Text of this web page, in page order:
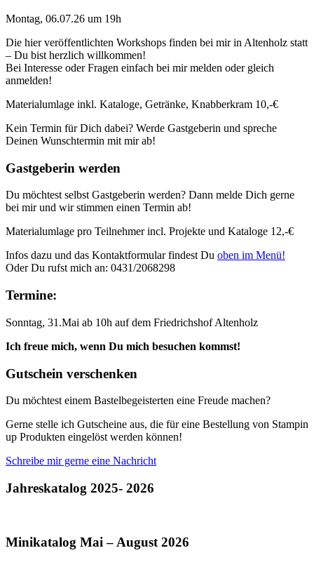
Montag, 06.07.26 um 19h
Die hier veröffentlichten Workshops finden bei mir in Altenholz statt
– Du bist herzlich willkommen!
Bei Interesse oder Fragen einfach bei mir melden oder gleich
anmelden!
Materialumlage inkl. Kataloge, Getränke, Knabberkram 10,-€
Kein Termin für Dich dabei? Werde Gastgeberin und spreche
Deinen Wunschtermin mit mir ab!
Gastgeberin werden
Du möchtest selbst Gastgeberin werden? Dann melde Dich gerne
bei mir und wir stimmen einen Termin ab!
Materialumlage pro Teilnehmer incl. Projekte und Kataloge 12,-€
Infos dazu und das Kontaktformular findest Du oben im Menü!
Oder Du rufst mich an: 0431/2068298
Termine:
Sonntag, 31.Mai ab 10h auf dem Friedrichshof Altenholz
Ich freue mich, wenn Du mich besuchen kommst!
Gutschein verschenken
Du möchtest einem Bastelbegeisterten eine Freude machen?
Gerne stelle ich Gutscheine aus, die für eine Bestellung von Stampin
up Produkten eingelöst werden können!
Schreibe mir gerne eine Nachricht
Jahreskatalog 2025- 2026
Minikatalog Mai – August 2026